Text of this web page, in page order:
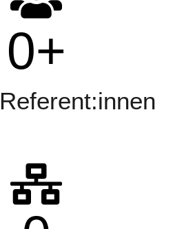
0+
Referent:innen